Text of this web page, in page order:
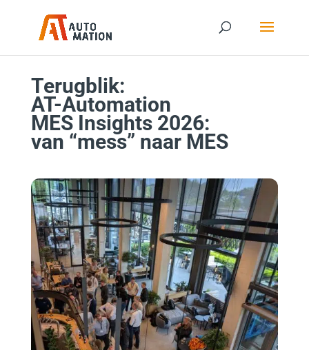
Terugblik:
AT-Automation
MES Insights 2026:
van “mess” naar MES